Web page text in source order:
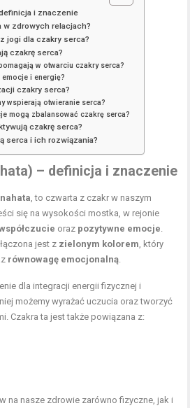
i znaczenie
w zdrowych relacjach?
jogi dla czakry serca?
czakrę serca?
w otwarciu czakry serca?
i energię?
czakry serca?
wspierają otwieranie serca?
mogą zbalansować czakrę serca?
czakrę serca?
serca i ich rozwiązania?
– definicja i znaczenie
, to czwarta z czakr w naszym
się na wysokości mostka, w rejonie
oraz pozytywne emocje.
jest z zielonym kolorem, który
równowagę emocjonalną.
dla integracji energii fizycznej i
możemy wyrażać uczucia oraz tworzyć
Czakra ta jest także powiązana z:
na nasze zdrowie zarówno fizyczne, jak i